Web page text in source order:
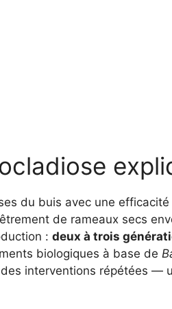
du buis avec une
de rameaux secs
: deux à trois
biologiques à base de
interventions répétées —